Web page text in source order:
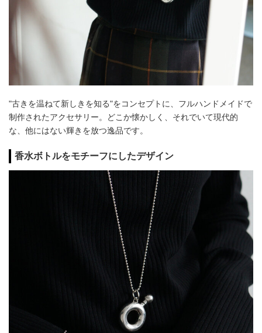
"古きを温ねて新しきを知る"をコンセプトに、フルハンドメイドで
制作されたアクセサリー。どこか懐かしく、それでいて現代的
な、他にはない輝きを放つ逸品です。
香水ボトルをモチーフにしたデザイン